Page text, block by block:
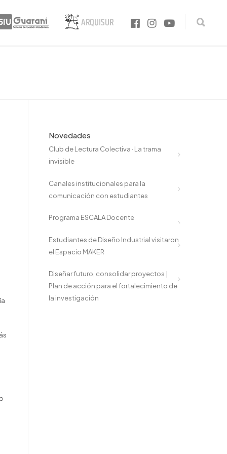
Novedades
Club de Lectura Colectiva · La trama
invisible
Canales institucionales para la
comunicación con estudiantes
Programa ESCALA Docente
Estudiantes de Diseño Industrial visitaron
el Espacio MAKER
Diseñar futuro, consolidar proyectos |
Plan de acción para el fortalecimiento de
la investigación